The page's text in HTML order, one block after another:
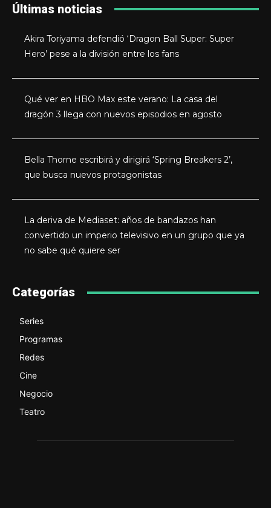
Últimas noticias
Akira Toriyama defendió ‘Dragon Ball Super: Super
Hero’ pese a la división entre los fans
Qué ver en HBO Max este verano: La casa del
dragón 3 llega con nuevos episodios en agosto
Bella Thorne escribirá y dirigirá ‘Spring Breakers 2’,
que busca nuevos protagonistas
La deriva de Mediaset: años de bandazos han
convertido un imperio televisivo en un grupo que ya
no sabe qué quiere ser
Categorías
Series
Programas
Redes
Cine
Negocio
Teatro